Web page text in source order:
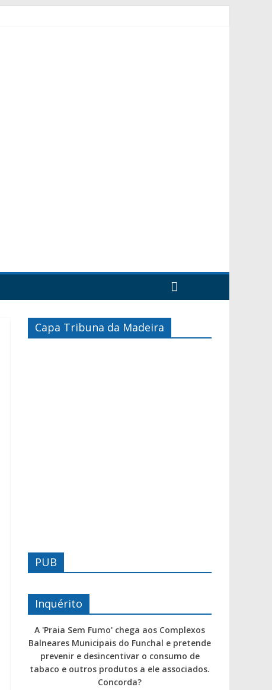
Capa Tribuna da Madeira
PUB
Inquérito
A 'Praia Sem Fumo' chega aos Complexos
Balneares Municipais do Funchal e pretende
prevenir e desincentivar o consumo de
tabaco e outros produtos a ele associados.
Concorda?